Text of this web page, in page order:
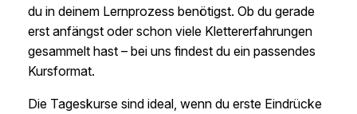
du in deinem Lernprozess benötigst. Ob du gerade
erst anfängst oder schon viele Klettererfahrungen
gesammelt hast – bei uns findest du ein passendes
Kursformat.
Die Tageskurse sind ideal, wenn du erste Eindrücke